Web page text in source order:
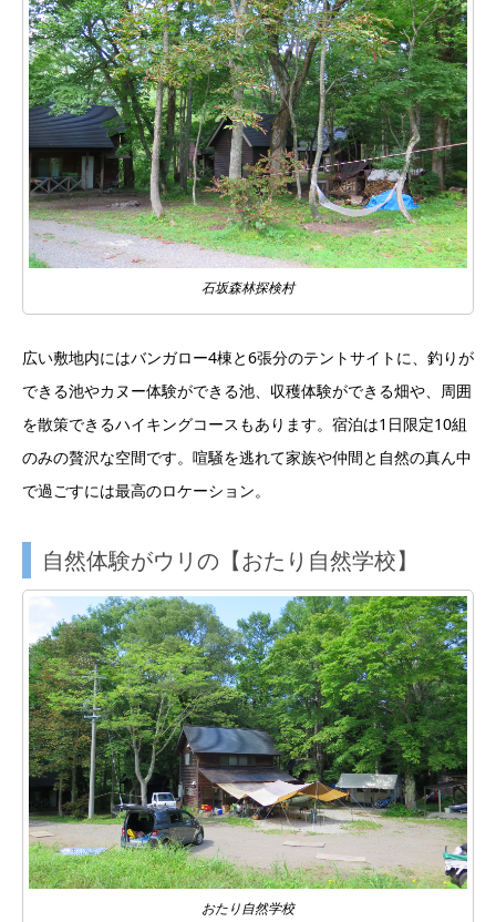
石坂森林探検村
広い敷地内にはバンガロー4棟と6張分のテントサイトに、釣りが
できる池やカヌー体験ができる池、収穫体験ができる畑や、周囲
を散策できるハイキングコースもあります。宿泊は1日限定10組
のみの贅沢な空間です。喧騒を逃れて家族や仲間と自然の真ん中
で過ごすには最高のロケーション。
自然体験がウリの【おたり自然学校】
おたり自然学校